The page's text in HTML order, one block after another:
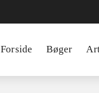
Forside Bøger